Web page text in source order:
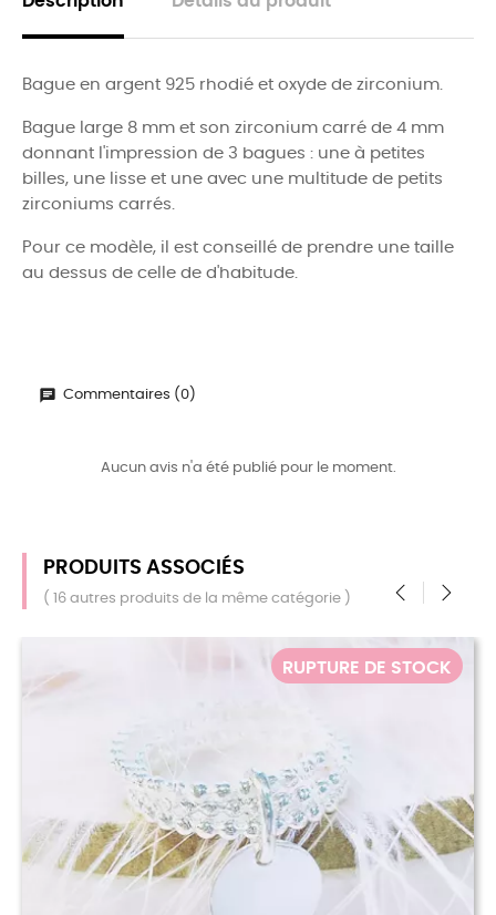
Bague en argent 925 rhodié et oxyde de zirconium.
Bague large 8 mm et son zirconium carré de 4 mm
donnant l'impression de 3 bagues : une à petites
billes, une lisse et une avec une multitude de petits
zirconiums carrés.
Pour ce modèle, il est conseillé de prendre une taille
au dessus de celle de d'habitude.
Commentaires (0)
Aucun avis n'a été publié pour le moment.
PRODUITS ASSOCIÉS
( 16 autres produits de la même catégorie )
DE STOCK
‹ ›